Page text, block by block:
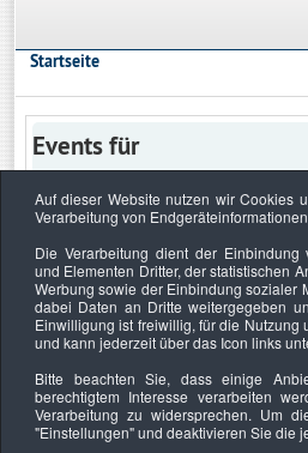
Startseite
Events für
Keine Termine
Datenschutzerklärung
Copyright © 2026.
Sachverständiger und
Auf dieser Website nutzen wir Cookies
Verarbeitung von
Die Verarbeitung dient der Einbindung
und Elementen Dritter, der statistischen
Werbung sowie der Einbindung sozialer
dabei Daten an Dritte weitergegeben
Einwilligung ist freiwillig, für die Nutzung
und kann jederzeit über das Icon links
Bitte beachten Sie, dass einige
berechtigtem Interesse verarbeiten
Verarbeitung zu widersprechen. Um
"Einstellungen"und deaktivieren Sie die